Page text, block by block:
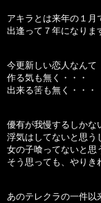
アキラとは来年の１月
出逢って７年になりま
今更新しい恋人なんて
作る気も無く・・・
出来る筈も無く・・・
優有が我慢するしかな
浮気はしてないと思う
女の子喰ってないと思
そう思っても、やりき
あのテレクラの一件以